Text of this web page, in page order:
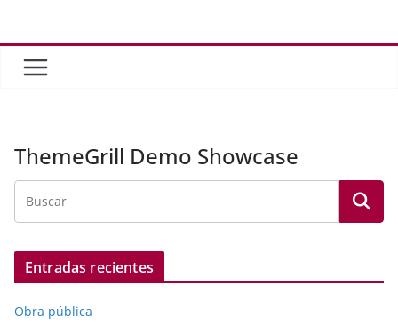
contenido
ThemeGrill Demo Showcase
Entradas recientes
Obra pública